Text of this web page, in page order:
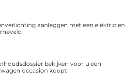
aanleggen met een elektricien
bekijken voor u een
occasion koopt